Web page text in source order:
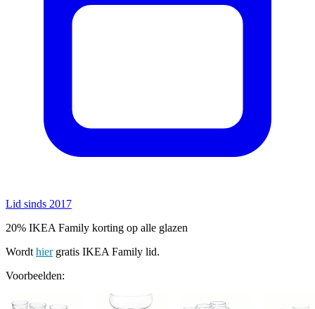
Lid sinds 2017
20% IKEA Family korting op alle glazen
Wordt hiergratis IKEA Family lid.
Voorbeelden: